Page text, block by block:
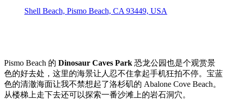
Shell Beach, Pismo Beach, CA 93449, USA
Pismo Beach 的 Dinosaur Caves Park 恐龙公园也是个观赏景
色的好去处，这里的海景让人忍不住拿起手机狂拍不停。宝蓝
色的清澈海面让我不禁想起了洛杉矶的 Abalone Cove Beach。
从楼梯上走下去还可以探索一番沙滩上的岩石洞穴。